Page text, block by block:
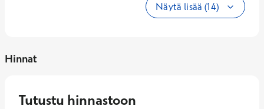
Näytä lisää (14)
Hinnat
Tutustu hinnastoon